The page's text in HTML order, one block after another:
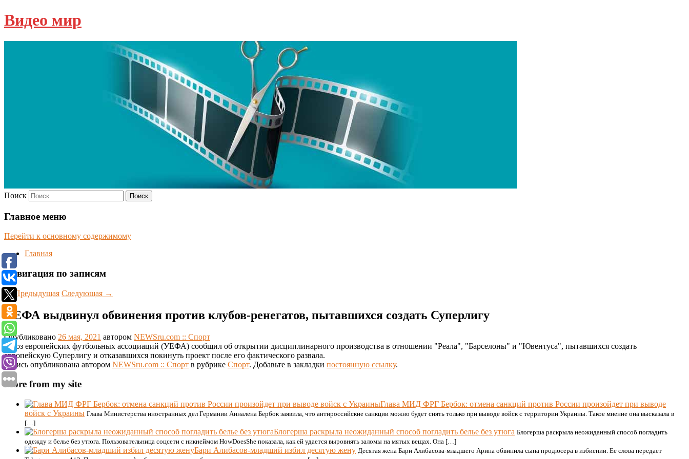
Видео мир
Поиск
Главное меню
Перейти к основному содержимому
Главная
Навигация по записям
←Предыдущая Следующая →
УЕФА выдвинул обвинения против клубов-ренегатов, пытавшихся создать Суперлигу
Опубликовано 26 мая, 2021 автором NEWSru.com :: Спорт
Союз европейских футбольных ассоциаций (УЕФА) сообщил об открытии дисциплинарного производства в отношении "Реала", "Барселоны" и "Ювентуса", пытавшихся создать
европейскую Суперлигу и отказавшихся покинуть проект после его фактического развала.
Запись опубликована автором NEWSru.com :: Спорт в рубрике Спорт. Добавьте в закладки постоянную ссылку.
More from my site
Глава МИД ФРГ Бербок: отмена санкций против России произойдет при выводе
войск с Украины Глава Министерства иностранных дел Германии Анналена Бербок заявила, что антироссийские санкции можно будет снять только при выводе войск с территории Украины. Такое мнение она высказала в
[…]
Блогерша раскрыла неожиданный способ погладить белье без утюга Блогерша раскрыла неожиданный способ погладить
одежду и белье без утюга. Пользовательница соцсети с никнеймом HowDoesShe показала, как ей удается выровнять заломы на мятых вещах. Она […]
Бари Алибасов-младший избил десятую жену Десятая жена Бари Алибасова-младшего Арина обвинила сына продюсера в избиении. Ее слова передает